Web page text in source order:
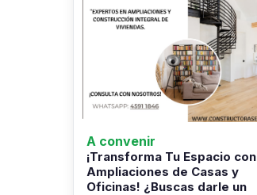
A convenir
¡Transforma Tu Espacio con
Ampliaciones de Casas y
Oficinas! ¿Buscas darle un